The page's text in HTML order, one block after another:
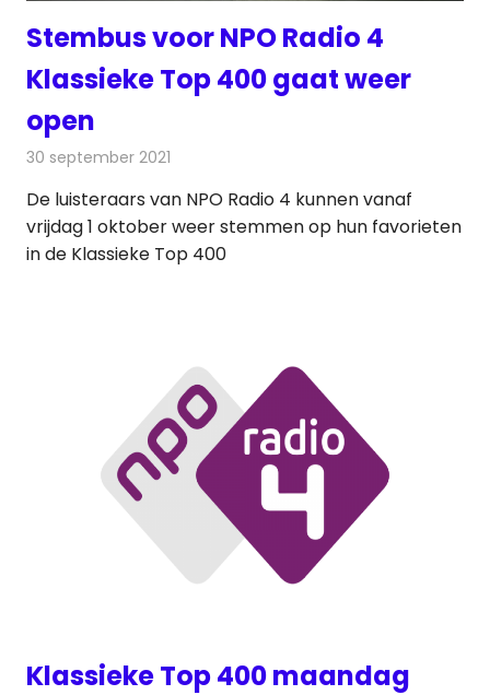
Stembus voor NPO Radio 4
Klassieke Top 400 gaat weer
open
30 september 2021
De luisteraars van NPO Radio 4 kunnen vanaf
vrijdag 1 oktober weer stemmen op hun favorieten
in de Klassieke Top 400
Klassieke Top 400 maandag